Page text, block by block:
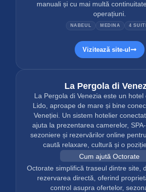
manuali și cu mai multă
operațiuni.
NABEUL MEDINA 4
Vizitează site-ul
La Pergola di
La Pergola di Venezia este un hotel
Lido, aproape de mare și bine
Veneției. Un sistem hotelier
ajuta la prezentarea camerelor,
sezoniere și rezervărilor online
caută relaxare, cultură și o
Cum ajută Octorate
Octorate simplifică traseul dintre site,
rezervarea directă, oferind
control asupra ofertelor,